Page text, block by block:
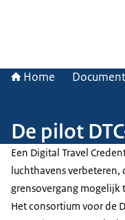
Home
De pilot
Een Digital Travel
luchthavens verbeteren,
grensovergang mogelijk
Het consortium voor de